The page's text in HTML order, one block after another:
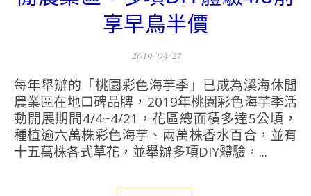
享早鳥半價
2019/03/27
每年舉辦的「桃園彩色海芋季」已成為溪海休閒
農業區在地口碑品牌，2019年桃園彩色海芋季活
動開展期間4/4~4/21，花區總面積多達5公頃，
種植逾六萬株彩色海芋、兩萬株香水百合，並有
十五萬株各式草花，並舉辦多項DIY體驗，...